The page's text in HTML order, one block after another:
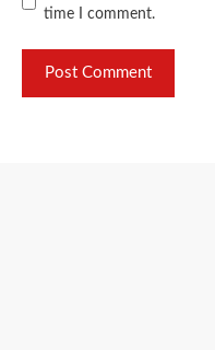
time I comment.